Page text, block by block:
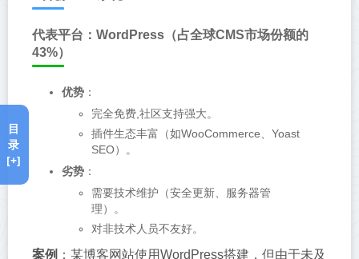
代表平台：WordPress（占全球CMS市场份额的
43%）
优势：
完全免费,社区支持强大。
插件生态丰富（如WooCommerce、Yoast
SEO）。
劣势：
需要技术维护（安全更新、服务器管
理）。
对非技术人员不友好。
案例 ：某博客网站使用WordPress搭建，但由于未及
目
录
[+]